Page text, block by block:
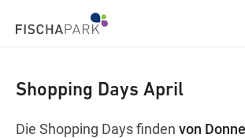
Shopping Days April
Die Shopping Days finden von